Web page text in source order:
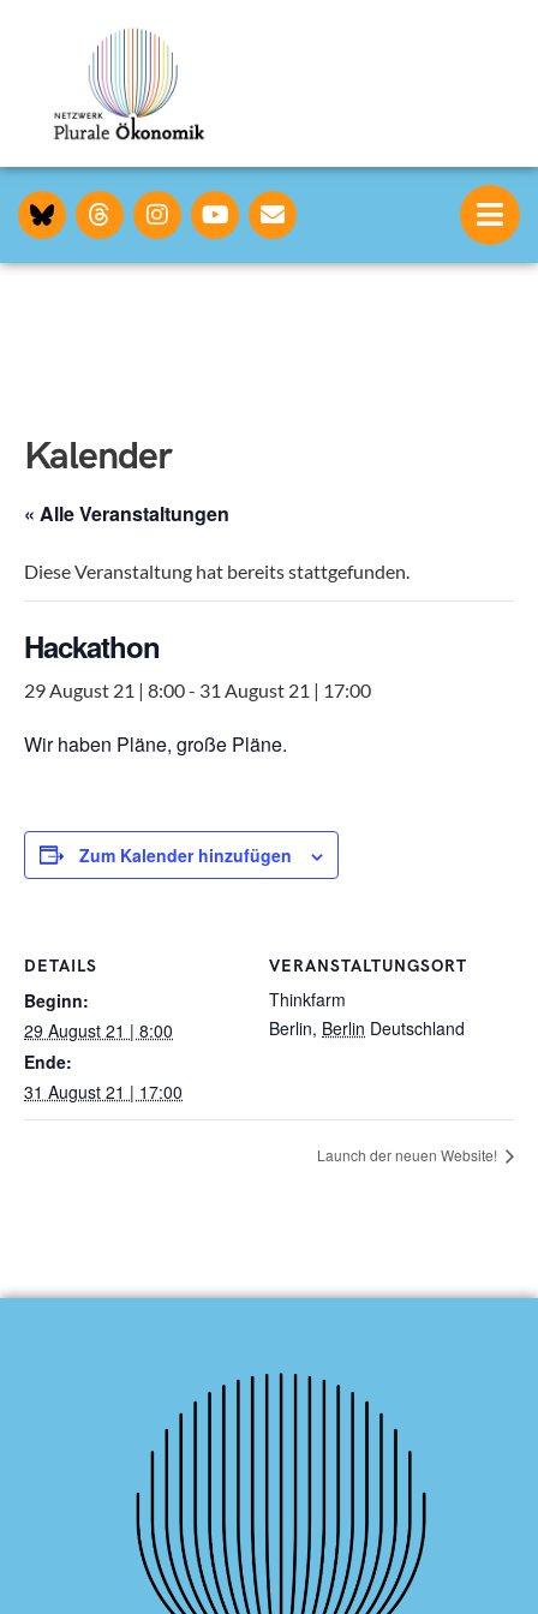
Kalender
« Alle Veranstaltungen
Diese Veranstaltung hat bereits stattgefunden.
Hackathon
29 August 21 | 8:00- 31 August 21 | 17:00
Wir haben Pläne, große Pläne.
Zum Kalender hinzufügen
DETAILS
Beginn:
29 August 21 | 8:00
Ende:
31 August 21 | 17:00
VERANSTALTUNGSORT
Thinkfarm
Berlin, Berlin Deutschland
Launch der neuen Website!